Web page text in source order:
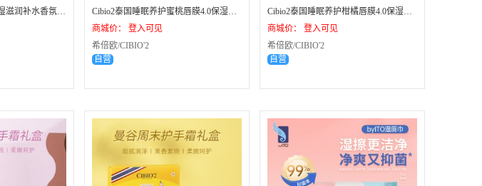
cibio2泰国浆果精华保湿滋润补水香氛护手霜便携35ml/支 - 96支（1箱）
Cibio2泰国睡眠养护蜜桃唇膜4.0保湿补水去死皮角质淡化唇纹 - 96瓶（1箱）
商城价： 登入可见
希倍欧/CIBIO'2
自营
Cibio2泰国睡眠养护柑橘唇膜4.0保湿补水去死皮角质淡化唇纹 - 96瓶（1箱）
商城价： 登入可见
希倍欧/CIBIO'2
自营